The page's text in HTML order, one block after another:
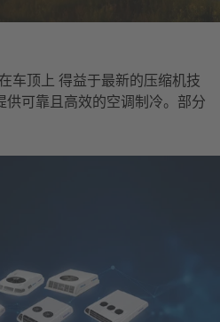
车顶上 得益于最新的压缩机技
供可靠且高效的空调制冷。部分